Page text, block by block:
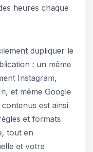
heures chaque
dupliquer le
: un même
Instagram,
et même Google
est ainsi
et formats
tout en
et votre